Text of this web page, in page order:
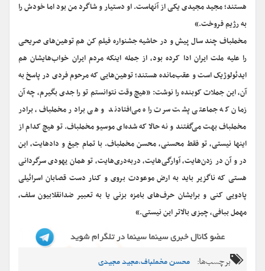
هستند؛ مجید مجیدی یکی از آنهاست. او دستیار و شاگرد من بود اما خودش را
به رژیم فروخت.»
مخملباف چند سال پیش و در حاشیه جشنواره فیلم کن هم توهین‌های صریحی
را علیه ملت ایران ادا کرده بود، از جمله اینکه مردم ایران خواب‌هایشان هم
ایدئولوژیک است و عقب‌مانده هستند؛ توهین‌هایی که مرحوم فردی در پاسخ به
آن، این جملات کوبنده را نوشت: «هیچ وقت نتوانستم تو را جدی بگیرم، چه آن
زمان که جماعتی پشت سرت راه می‌افتادند و هی برادر مخملباف، برادر
مخملباف بهت می‌گفتند و نه حالا که شده‌ای موسیو مخملباف. تو هیچ کدام از
اینها نیستی، تو فقط محسنی، محسن مخملباف. با تمام جیغ و دادهایت، این
در و آن در زدن‌هایت، آوارگی‌هایت، در‌به‌دری‌هایت، تو همان یهودی سرگردانی
هستی که ناگزیر باید به ارض موعودت بروی و کنار دست قصابان اسرائیلی
پادویی کنی و برایشان حرف‌های بامزه بزنی یا به تعبیر ضدانقلابیون سلف،
مهمل ببافی، چیزی بالاتر این نیستی.»
برچسب‌ها: محسن مخملباف،مجید مجیدی